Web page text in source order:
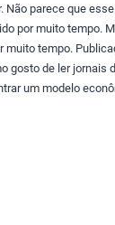
Não parece que
por muito tempo.
muito tempo.
gosto de ler jornais
um modelo